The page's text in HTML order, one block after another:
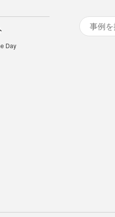
Day